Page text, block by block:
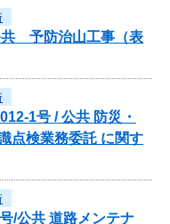
共 予防治山工事（表
1号 / 公共 防災・
点検業務委託 に関す
/公共 道路メンテナ